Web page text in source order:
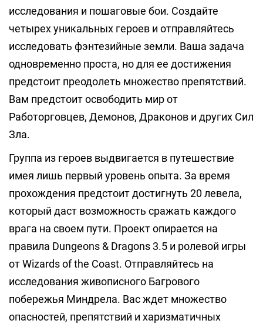
исследования и пошаговые бои. Создайте
четырех уникальных героев и отправляйтесь
исследовать фэнтезийные земли. Ваша задача
одновременно проста, но для ее достижения
предстоит преодолеть множество препятствий.
Вам предстоит освободить мир от
Работорговцев, Демонов, Драконов и других Сил
Зла.
Группа из героев выдвигается в путешествие
имея лишь первый уровень опыта. За время
прохождения предстоит достигнуть 20 левела,
который даст возможность сражать каждого
врага на своем пути. Проект опирается на
правила Dungeons & Dragons 3.5 и ролевой игры
от Wizards of the Coast. Отправляйтесь на
исследования живописного Багрового
побережья Миндрела. Вас ждет множество
опасностей, препятствий и харизматичных